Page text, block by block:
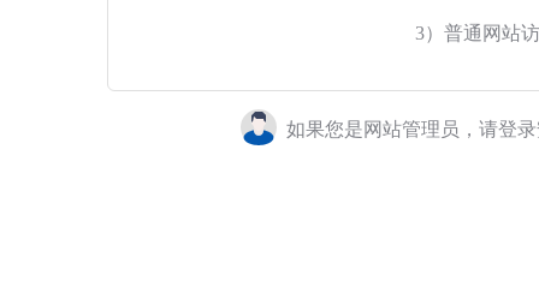
3）普通网站
如果您是网站管理员，请登